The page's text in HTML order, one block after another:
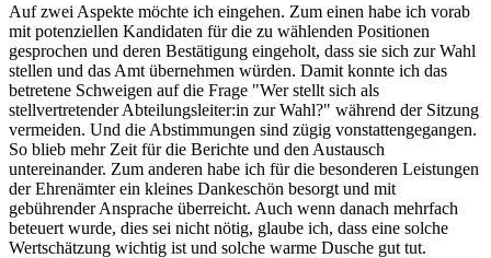
Auf zwei Aspekte möchte ich eingehen. Zum einen habe ich vorab
mit potenziellen Kandidaten für die zu wählenden Positionen
gesprochen und deren Bestätigung eingeholt, dass sie sich zur Wahl
stellen und das Amt übernehmen würden. Damit konnte ich das
betretene Schweigen auf die Frage "Wer stellt sich als
stellvertretender Abteilungsleiter:in zur Wahl?" während der Sitzung
vermeiden. Und die Abstimmungen sind zügig vonstattengegangen.
So blieb mehr Zeit für die Berichte und den Austausch
untereinander. Zum anderen habe ich für die besonderen Leistungen
der Ehrenämter ein kleines Dankeschön besorgt und mit
gebührender Ansprache überreicht. Auch wenn danach mehrfach
beteuert wurde, dies sei nicht nötig, glaube ich, dass eine solche
Wertschätzung wichtig ist und solche warme Dusche gut tut.